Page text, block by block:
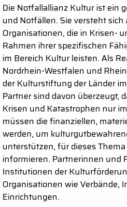
Die Notfallallianz Kultur ist ein
und Notfällen. Sie versteht
Organisationen, die in Krisen-
Rahmen ihrer spezifischen
im Bereich Kultur leisten. Als
Nordrhein-Westfalen und
der Kulturstiftung der Länder
Partner sind davon überzeugt,
Krisen und Katastrophen nur
müssen die finanziellen,
werden, um
unterstützen, für dieses
informieren. Partnerinnen und
Institutionen der
Organisationen wie Verbände,
Einrichtungen.